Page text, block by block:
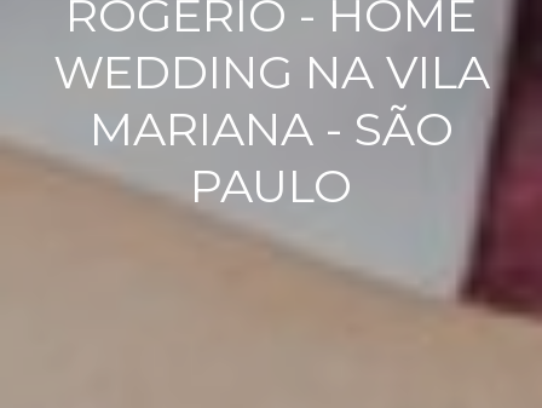
ROGÉRIO - HOME
WEDDING NA VILA
MARIANA - SÃO
PAULO